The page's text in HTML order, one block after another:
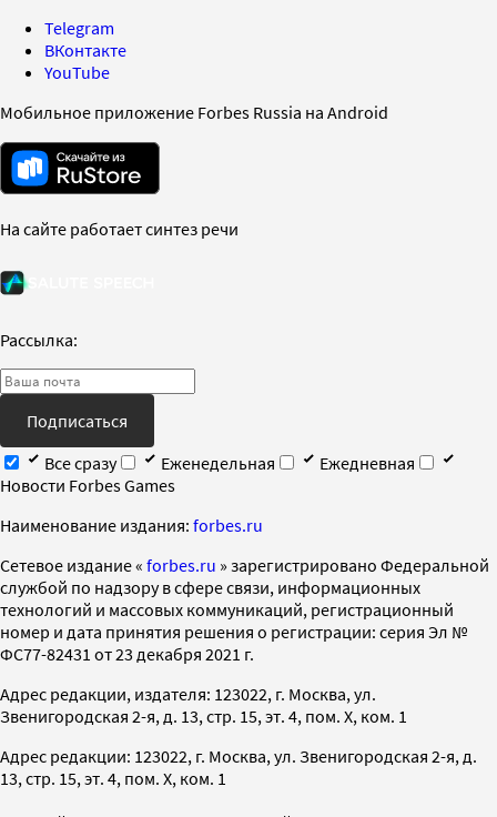
Telegram
ВКонтакте
YouTube
Мобильное приложение Forbes Russia на Android
На сайте работает синтез речи
Рассылка:
Подписаться
Все сразу
Еженедельная
Ежедневная
Новости Forbes Games
Наименование издания: forbes.ru
Cетевое издание « forbes.ru » зарегистрировано Федеральной
службой по надзору в сфере связи, информационных
технологий и массовых коммуникаций, регистрационный
номер и дата принятия решения о регистрации: серия Эл №
ФС77-82431 от 23 декабря 2021 г.
Адрес редакции, издателя: 123022, г. Москва, ул.
Звенигородская 2-я, д. 13, стр. 15, эт. 4, пом. X, ком. 1
Адрес редакции: 123022, г. Москва, ул. Звенигородская 2-я, д.
13, стр. 15, эт. 4, пом. X, ком. 1